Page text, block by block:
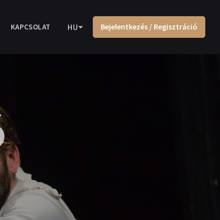
KAPCSOLAT HU Bejelentkezés / Regisztráció